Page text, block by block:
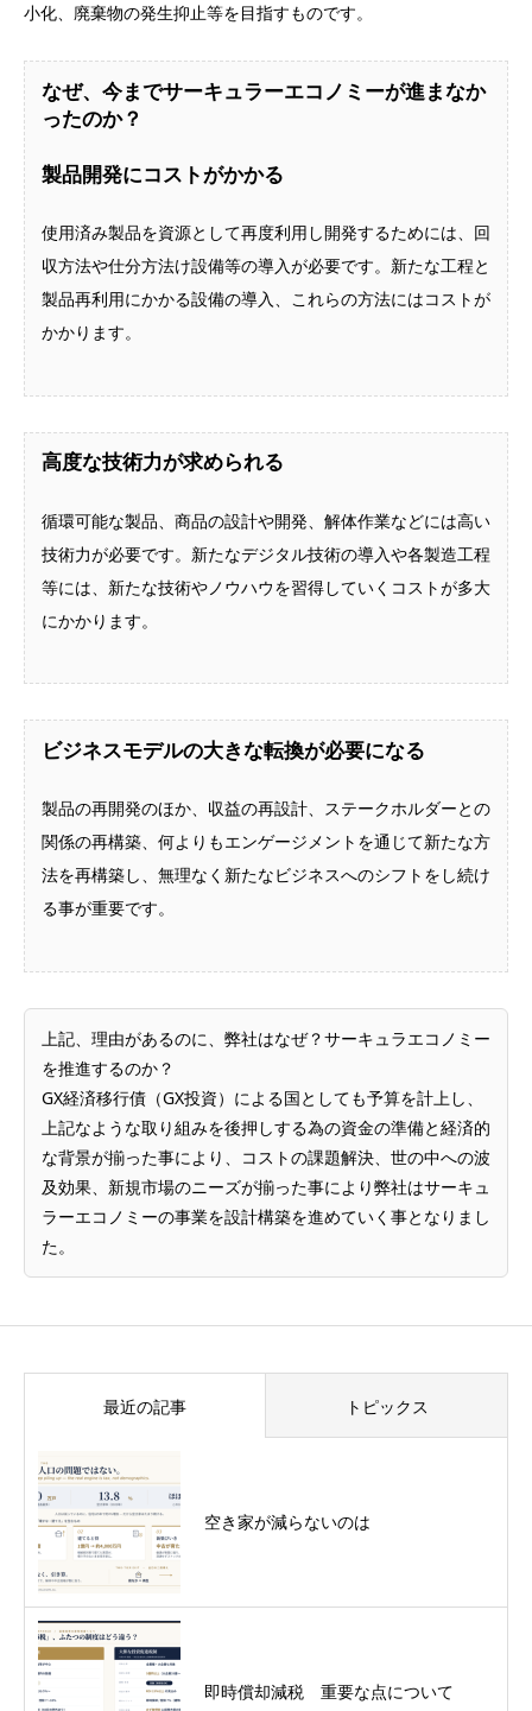
小化、廃棄物の発生抑止等を目指すものです。
なぜ、今までサーキュラーエコノミーが進まなか
ったのか？
製品開発にコストがかかる
使用済み製品を資源として再度利用し開発するためには、回
収方法や仕分方法け設備等の導入が必要です。新たな工程と
製品再利用にかかる設備の導入、これらの方法にはコストが
かかります。
高度な技術力が求められる
循環可能な製品、商品の設計や開発、解体作業などには高い
技術力が必要です。新たなデジタル技術の導入や各製造工程
等には、新たな技術やノウハウを習得していくコストが多大
にかかります。
ビジネスモデルの大きな転換が必要になる
製品の再開発のほか、収益の再設計、ステークホルダーとの
関係の再構築、何よりもエンゲージメントを通じて新たな方
法を再構築し、無理なく新たなビジネスへのシフトをし続け
る事が重要です。
上記、理由があるのに、弊社はなぜ？サーキュラエコノミー
を推進するのか？
GX経済移行債（GX投資）による国としても予算を計上し、
上記なような取り組みを後押しする為の資金の準備と経済的
な背景が揃った事により、コストの課題解決、世の中への波
及効果、新規市場のニーズが揃った事により弊社はサーキュ
ラーエコノミーの事業を設計構築を進めていく事となりまし
た。
最近の記事 トピックス
空き家が減らないのは
即時償却減税 重要な点について